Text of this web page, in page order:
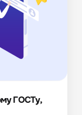
ГОСТу,